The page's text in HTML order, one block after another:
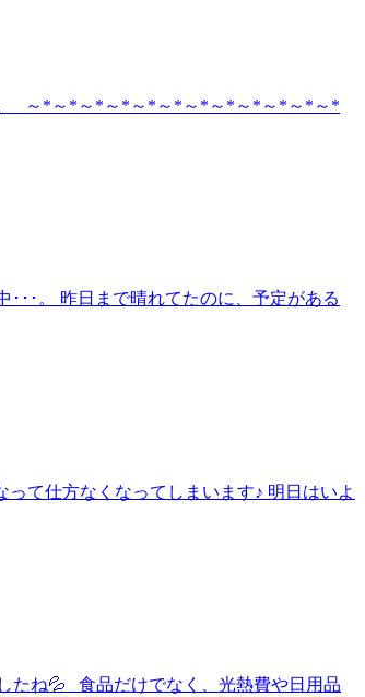
。 ～*～*～*～*～*～*～*～*～*～*～*～*
･･。 昨日まで晴れてたのに、予定がある
て仕方なくなってしまいます♪ 明日はいよ
たね💦 食品だけでなく、光熱費や日用品